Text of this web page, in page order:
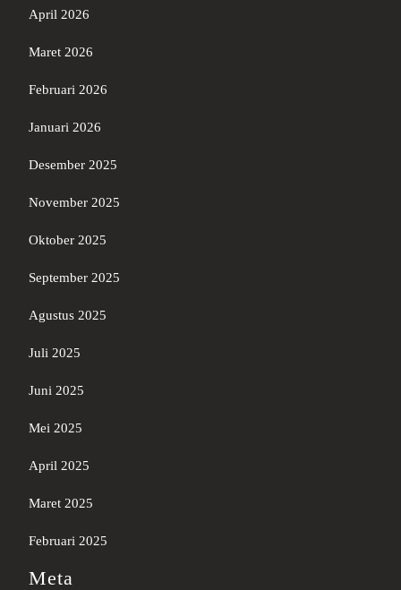
April 2026
Maret 2026
Februari 2026
Januari 2026
Desember 2025
November 2025
Oktober 2025
September 2025
Agustus 2025
Juli 2025
Juni 2025
Mei 2025
April 2025
Maret 2025
Februari 2025
Meta